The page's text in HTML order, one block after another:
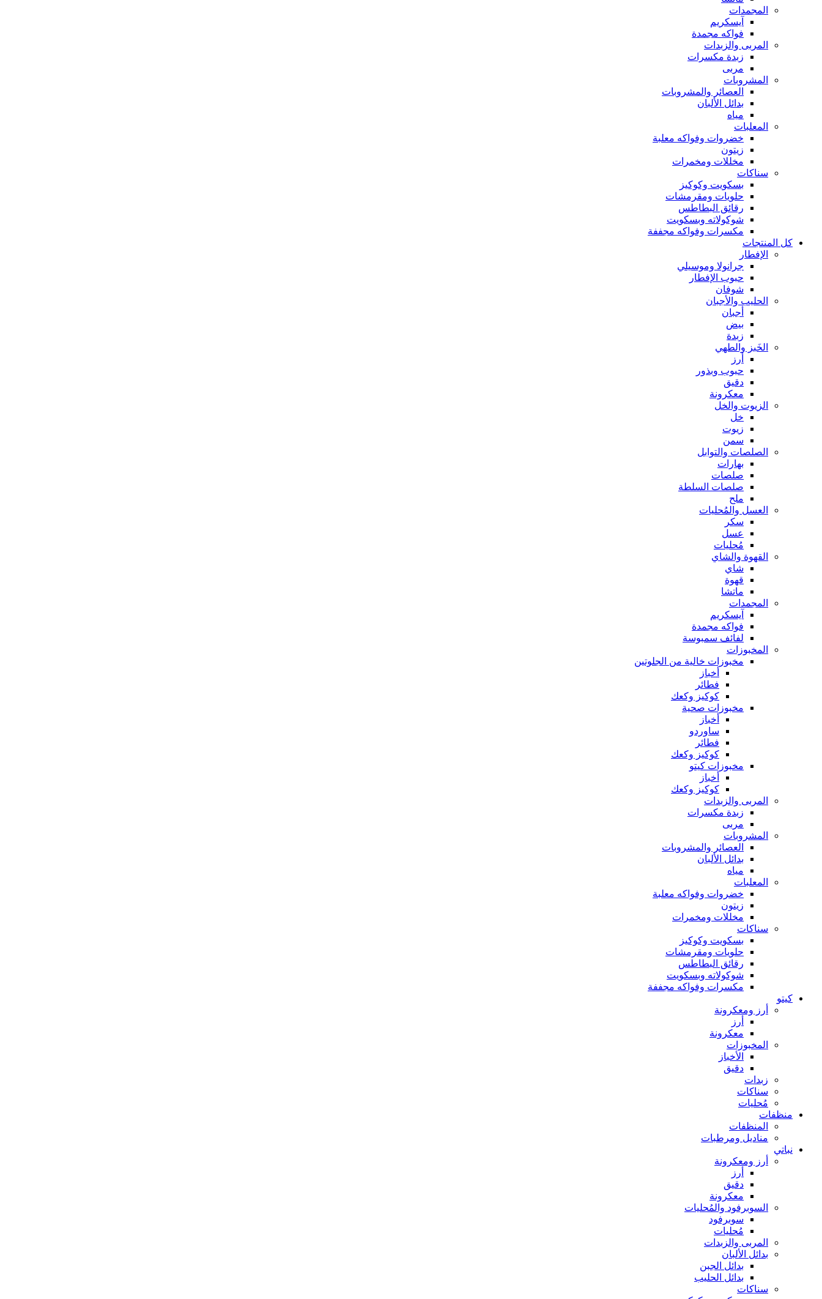
المجمدات
آيسكريم
فواكه مجمدة
المربى والزبدات
زبدة مكسرات
مربى
المشروبات
العصائر والمشروبات
بدائل الألبان
مياه
المعلبات
خضروات وفواكه معلبة
زيتون
مخللات ومخمرات
سناكات
بسكويت وكوكيز
حلويات ومقرمشات
رقائق البطاطس
شوكولاته وبسكويت
مكسرات وفواكه مجففة
كل المنتجات
الإفطار
جرانولا وموسيلي
حبوب الإفطار
شوفان
الحليب والأجبان
أجبان
بيض
زبدة
الخَبز والطهي
أرز
حبوب وبذور
دقيق
معكرونة
الزيوت والخل
خل
زيوت
سمن
الصلصات والتوابل
بهارات
صلصات
صلصات السلطة
ملح
العسل والمُحليات
سكر
عسل
مُحليات
القهوة والشاي
شاي
قهوة
ماتشا
المجمدات
آيسكريم
فواكه مجمدة
لفائف سمبوسة
المخبوزات
مخبوزات خالية من الجلوتين
أخباز
فطائر
كوكيز وكعك
مخبوزات صحية
أخباز
ساوردو
فطائر
كوكيز وكعك
مخبوزات كيتو
أخباز
كوكيز وكعك
المربى والزبدات
زبدة مكسرات
مربى
المشروبات
العصائر والمشروبات
بدائل الألبان
مياه
المعلبات
خضروات وفواكه معلبة
زيتون
مخللات ومخمرات
سناكات
بسكويت وكوكيز
حلويات ومقرمشات
رقائق البطاطس
شوكولاته وبسكويت
مكسرات وفواكه مجففة
كيتو
أرز ومعكرونة
أرز
معكرونة
المخبوزات
الأخباز
دقيق
زبدات
سناكات
مُحليات
منظفات
المنظفات
مناديل ومرطبات
نباتي
أرز ومعكرونة
أرز
دقيق
معكرونة
السوبرفود والمُحليات
سوبرفود
مُحليات
المربى والزبدات
بدائل الألبان
بدائل الجبن
بدائل الحليب
سناكات